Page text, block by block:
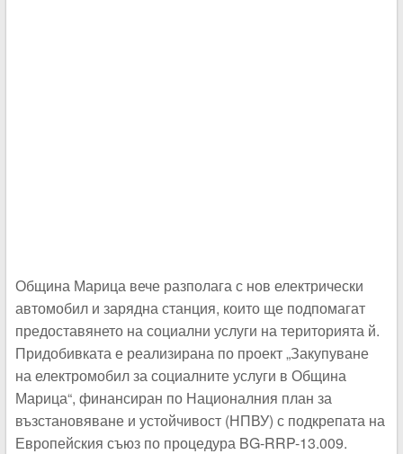
Община Марица вече разполага с нов електрически
автомобил и зарядна станция, които ще подпомагат
предоставянето на социални услуги на територията й.
Придобивката е реализирана по проект „Закупуване
на електромобил за социалните услуги в Община
Марица“, финансиран по Националния план за
възстановяване и устойчивост (НПВУ) с подкрепата на
Европейския съюз по процедура BG-RRP-13.009.